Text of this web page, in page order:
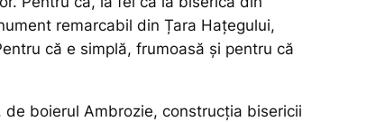
remarcabil din Țara Hațegului,
că e simplă, frumoasă și pentru că
de boierul Ambrozie, construcția bisericii